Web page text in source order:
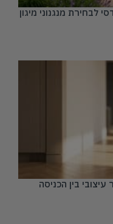
לבחירת מנגנוני מיגון
בין הכניסה